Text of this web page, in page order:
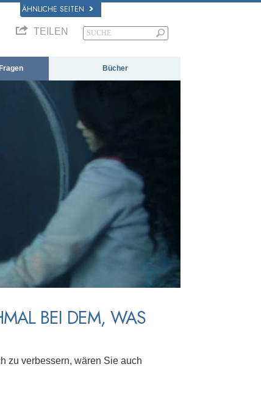
ÄHNLICHE SEITEN
TEILEN
Bücher
BEI DEM, WAS
zu verbessern, wären Sie auch